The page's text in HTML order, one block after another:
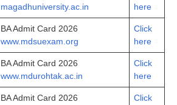
magadhuniversity.ac.in
here
BA Admit Card 2026
www.mdsuexam.org
Click
here
BA Admit Card 2026
www.mdurohtak.ac.in
Click
here
BA Admit Card 2026
Click